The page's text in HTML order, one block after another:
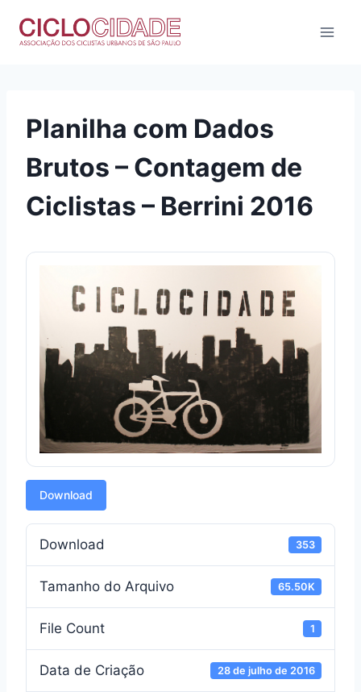
para
Planilha com Dados
Brutos – Contagem de
Ciclistas – Berrini 2016
Download
Download 353
Tamanho do Arquivo 65.50K
File Count 1
Data de Criação 28 de julho de 2016